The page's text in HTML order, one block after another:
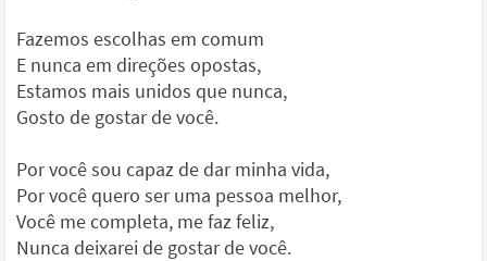
Fazemos escolhas em comum
E nunca em direções opostas,
Estamos mais unidos que nunca,
Gosto de gostar de você.
Por você sou capaz de dar minha vida,
Por você quero ser uma pessoa melhor,
Você me completa, me faz feliz,
Nunca deixarei de gostar de você.